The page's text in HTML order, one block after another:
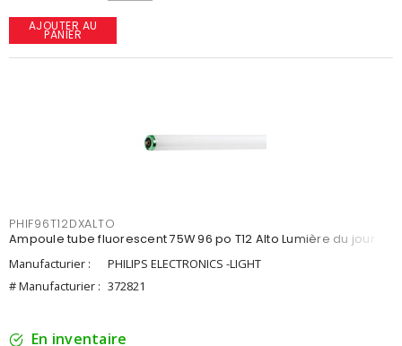
AJOUTER AU
PANIER
PHIF96T12DXALTO
Ampoule tube fluorescent 75W 96 po T12 Alto Lumière du jour
Manufacturier :
PHILIPS ELECTRONICS -LIGHT
# Manufacturier : 372821
En inventaire